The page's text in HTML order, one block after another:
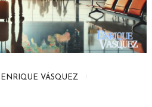
ENRIQUE VÁSQUEZ